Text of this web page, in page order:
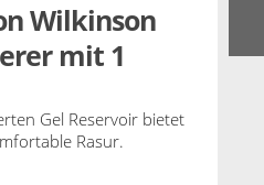
Wilkinson
mit 1
Gel Reservoir bietet
Rasur.